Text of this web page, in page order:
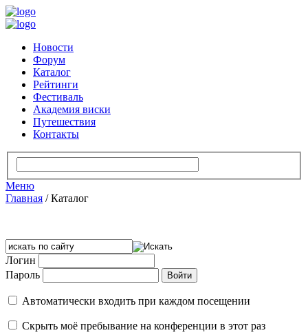
Новости
Форум
Каталог
Рейтинги
Фестиваль
Академия виски
Путешествия
Контакты
Меню
Главная /Каталог
Логин
Пароль
Автоматически входить при каждом посещении
Скрыть моё пребывание на конференции в этот раз